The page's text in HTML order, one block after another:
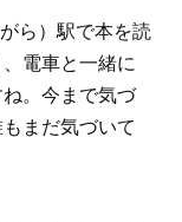
ら）駅で本を読
電車と一緒に
。今まで気づ
まだ気づいて